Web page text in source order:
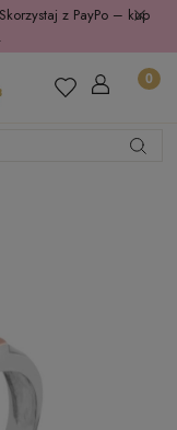
Skorzystaj z PayPo – kup